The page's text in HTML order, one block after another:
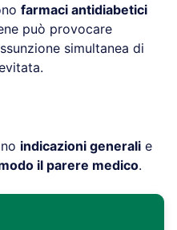
farmaci antidiabetici
può provocare
simultanea di
indicazioni generali e
il parere medico.